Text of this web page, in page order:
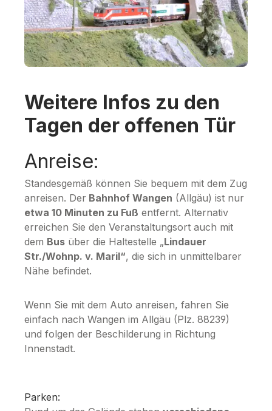
Weitere Infos zu den
Tagen der offenen Tür
Anreise:
Standesgemäß können Sie bequem mit dem Zug
anreisen. Der Bahnhof Wangen (Allgäu) ist nur
etwa 10 Minuten zu Fuß entfernt. Alternativ
erreichen Sie den Veranstaltungsort auch mit
dem Bus über die Haltestelle „Lindauer
Str./Wohnp. v. Maril“, die sich in unmittelbarer
Nähe befindet.
Wenn Sie mit dem Auto anreisen, fahren Sie
einfach nach Wangen im Allgäu (Plz. 88239)
und folgen der Beschilderung in Richtung
Innenstadt.
Parken: